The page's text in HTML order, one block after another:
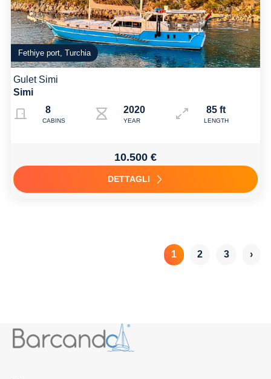
Fethiye port, Turchia
Gulet Simi
Simi
8
CABINS
2020 Refit:2022
YEAR
85 ft
LENGTH
10.500 €
DETTAGLI
1 2 3 ›